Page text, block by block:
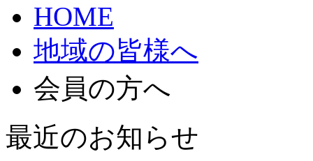
HOME
地域の皆様へ
会員の方へ
最近のお知らせ